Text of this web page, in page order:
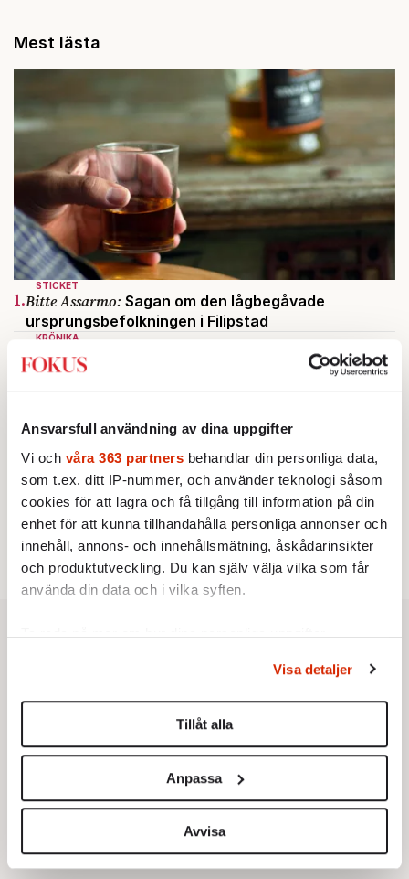
Ansvarsfull användning av dina uppgifter
Vi och våra 363 partners behandlar din personliga data,
som t.ex. ditt IP-nummer, och använder teknologi såsom
cookies för att lagra och få tillgång till information på din
enhet för att kunna tillhandahålla personliga annonser och
innehåll, annons- och innehållsmätning, åskådarinsikter
och produktutveckling. Du kan själv välja vilka som får
använda din data och i vilka syften.
Ta reda på mer om hur dina personliga uppgifter
Du kan ändra eller dra tillbaka ditt samtycke när som
helst från cookie-förklaringen.
Vi använder enhetsidentifierare för att anpassa innehållet
för sociala medier och analysera vår trafik. Vi
vidarebefordrar även sådana identifierare och annan
information från din enhet till de sociala medier och
annons- och analysföretag som vi samarbetar med.
Visa detaljer
Tillåt alla
Anpassa
Avvisa
Mest lästa
STICKET
1.Bitte Assarmo: Sagan om den lågbegåvade
ursprungsbefolkningen i Filipstad
KRÖNIKA
2.Sakine Madon:
Efter islamistdådet oroar sig
vänstern för Agnes Wold
UTRIKES
Av: Bengt Jangfeldt
KRÖNIKA
4. Johan Hakelius:
DN-rubriken visar vad som sägs
mellan raderna
STICKET
5.Johan Romin:Varför ställs aldrig dessa frågor?
STICKET
6.Dan Korn:Quisling, quislingar och sten i glashus